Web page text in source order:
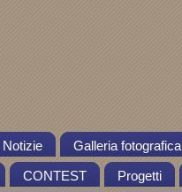
Notizie Galleria fotografica
CONTEST Progetti